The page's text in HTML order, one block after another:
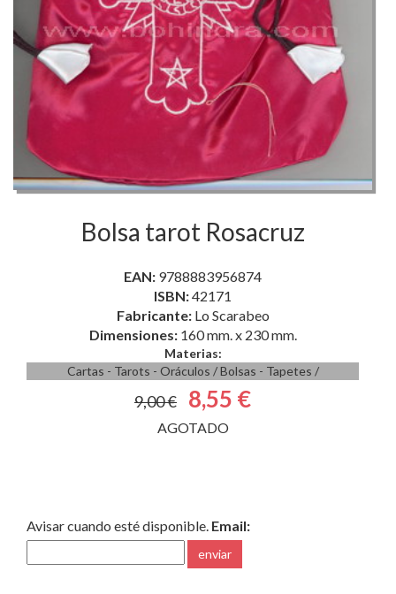
Bolsa tarot Rosacruz
EAN: 9788883956874
ISBN:42171
Fabricante: Lo Scarabeo
Dimensiones:160 mm. x 230 mm.
Materias:
Cartas - Tarots - Oráculos /Bolsas - Tapetes /
9,00 € 8,55 €
AGOTADO
Avisar cuando esté disponible. Email:
enviar